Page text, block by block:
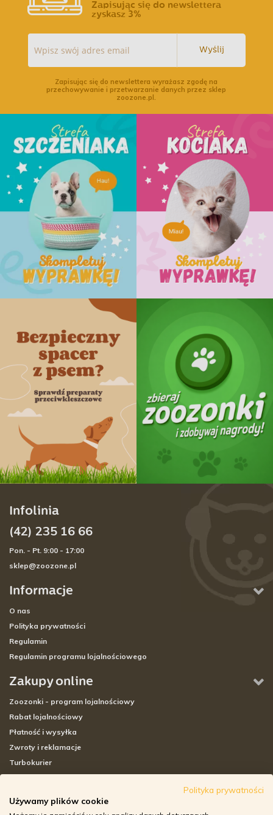
Zapisując się do newslettera
zyskasz 3%
Wyślij
Zapisując się do newslettera wyrażasz zgodę na
przechowywanie i przetwarzanie danych przez sklep
zoozone.pl.
Informacje
O nas
Polityka prywatności
Regulamin
Regulamin programu lojalnościowego
Zakupy online
Zoozonki - program lojalnościowy
Rabat lojalnościowy
Płatność i wysyłka
Zwroty i reklamacje
Turbokurier
Adresy sklepów stacjonarnych
Infolinia
(42) 235 16 66
Pon. - Pt. 9:00 - 17:00
sklep@zoozone.pl
Polityka prywatności
Używamy plików cookie